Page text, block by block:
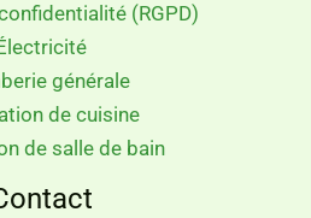
(RGPD)
générale
de cuisine
de salle de bain